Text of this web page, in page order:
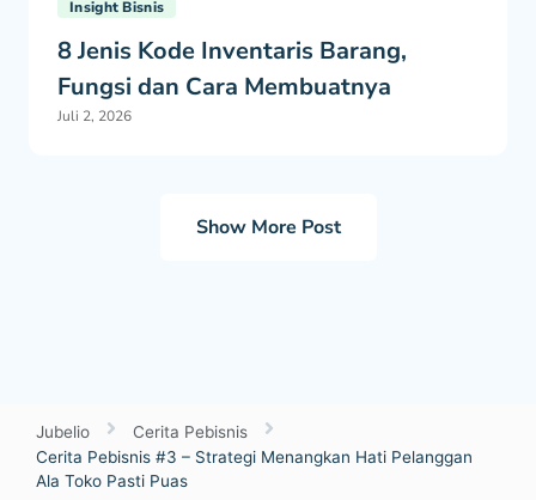
Insight Bisnis
8 Jenis Kode Inventaris Barang,
Fungsi dan Cara Membuatnya
Juli 2, 2026
Show More Post
Jubelio
Cerita Pebisnis
Cerita Pebisnis #3 – Strategi Menangkan Hati Pelanggan
Ala Toko Pasti Puas